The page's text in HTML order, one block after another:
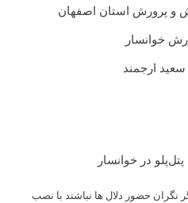
و پرورش استان اصفهان
خوانسار
سعید ارجمند
در خوانسار
نگران حضور دلال ها نباشند با نصب